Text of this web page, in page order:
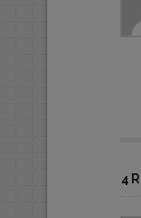
4